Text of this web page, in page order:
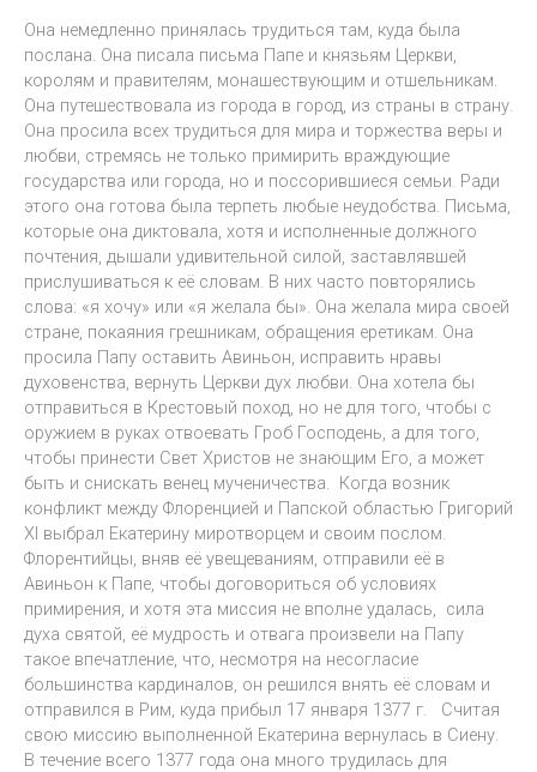
Она немедленно принялась трудиться там, куда была
послана. Она писала письма Папе и князьям Церкви,
королям и правителям, монашествующим и отшельникам.
Она путешествовала из города в город, из страны в страну.
Она просила всех трудиться для мира и торжества веры и
любви, стремясь не только примирить враждующие
государства или города, но и поссорившиеся семьи. Ради
этого она готова была терпеть любые неудобства. Письма,
которые она диктовала, хотя и исполненные должного
почтения, дышали удивительной силой, заставлявшей
прислушиваться к её словам. В них часто повторялись
слова: «я хочу» или «я желала бы». Она желала мира своей
стране, покаяния грешникам, обращения еретикам. Она
просила Папу оставить Авиньон, исправить нравы
духовенства, вернуть Церкви дух любви. Она хотела бы
отправиться в Крестовый поход, но не для того, чтобы с
оружием в руках отвоевать Гроб Господень, а для того,
чтобы принести Свет Христов не знающим Его, а может
быть и снискать венец мученичества. Когда возник
конфликт между Флоренцией и Папской областью Григорий
XI выбрал Екатерину миротворцем и своим послом.
Флорентийцы, вняв её увещеваниям, отправили её в
Авиньон к Папе, чтобы договориться об условиях
примирения, и хотя эта миссия не вполне удалась, сила
духа святой, её мудрость и отвага произвели на Папу
такое впечатление, что, несмотря на несогласие
большинства кардиналов, он решился внять её словам и
отправился в Рим, куда прибыл 17 января 1377 г. Считая
свою миссию выполненной Екатерина вернулась в Сиену.
В течение всего 1377 года она много трудилась для